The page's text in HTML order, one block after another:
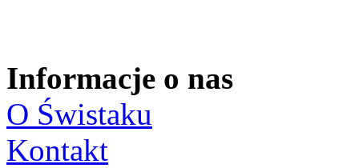
Informacje o nas
O Świstaku
Kontakt